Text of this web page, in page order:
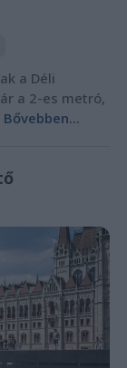
a Déli
a 2-es metró,
Bővebben...